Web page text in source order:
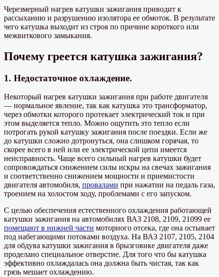
Черезмерный нагрев катушки зажигания приводит к
рассыханию и разрушению изолятора ее обмоток. В результате
чего катушка выходит из строя по причине короткого или
межвиткового замыкания.
Почему греется катушка зажигания?
1. Недостаточное охлаждение.
Некоторый нагрев катушки зажигания при работе двигателя
— нормальное явление, так как катушка это трансформатор,
через обмотки которого протекает электрический ток и при
этом выделяется тепло. Можно ощутить это тепло если
потрогать рукой катушку зажигания после поездки. Если же
до катушки сложно дотронуться, она слишком горячая, то
скорее всего в ней или ее электрической цепи имеется
неисправность. Чаще всего сильный нагрев катушки будет
сопровождаться снижением силы искры на свечах зажигания
и соответственно снижением мощности и приемистости
двигателя автомобиля, провалами при нажатии на педаль газа,
троением на холостом ходу, проблемами с его запуском.
С целью обеспечения естественного охлаждения работающей
катушки зажигания на автомобилях ВАЗ 2108, 2109, 21099 ее
помещают в нижней части моторного отсека, где она остывает
под набегающими потоками воздуха. На ВАЗ 2107, 2105, 2104
для обдува катушки зажигания в брызговике двигателя даже
проделано специальное отверстие. Для того что бы катушка
эффективно охлаждалась она должна быть чистая, так как
грязь мешает охлаждению.